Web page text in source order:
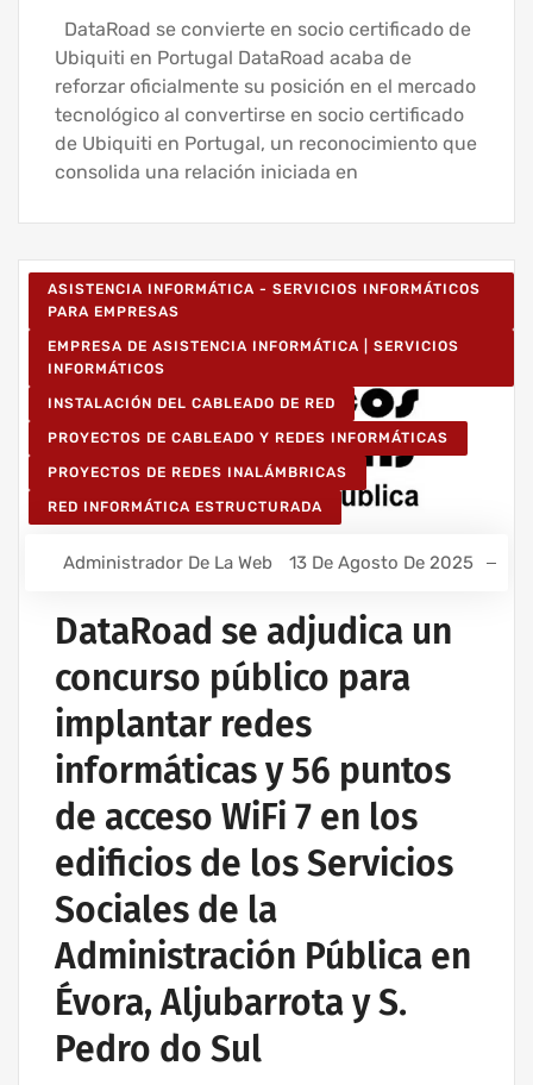
DataRoad se convierte en socio certificado de
Ubiquiti en Portugal DataRoad acaba de
reforzar oficialmente su posición en el mercado
tecnológico al convertirse en socio certificado
de Ubiquiti en Portugal, un reconocimiento que
consolida una relación iniciada en
ASISTENCIA INFORMÁTICA - SERVICIOS INFORMÁTICOS
PARA EMPRESAS
EMPRESA DE ASISTENCIA INFORMÁTICA | SERVICIOS
INFORMÁTICOS
INSTALACIÓN DEL CABLEADO DE RED
PROYECTOS DE CABLEADO Y REDES INFORMÁTICAS
PROYECTOS DE REDES INALÁMBRICAS
RED INFORMÁTICA ESTRUCTURADA
Administrador De La Web 13 De Agosto De 2025
DataRoad se adjudica un
concurso público para
implantar redes
informáticas y 56 puntos
de acceso WiFi 7 en los
edificios de los Servicios
Sociales de la
Administración Pública en
Évora, Aljubarrota y S.
Pedro do Sul